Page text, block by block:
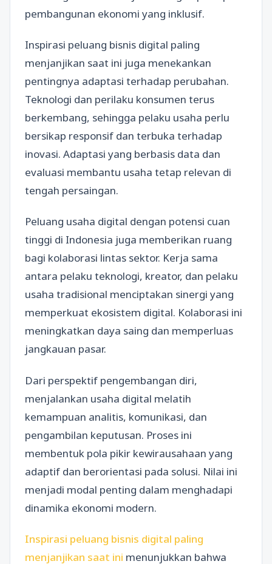
pembangunan ekonomi yang inklusif.
Inspirasi peluang bisnis digital paling
menjanjikan saat ini juga menekankan
pentingnya adaptasi terhadap perubahan.
Teknologi dan perilaku konsumen terus
berkembang, sehingga pelaku usaha perlu
bersikap responsif dan terbuka terhadap
inovasi. Adaptasi yang berbasis data dan
evaluasi membantu usaha tetap relevan di
tengah persaingan.
Peluang usaha digital dengan potensi cuan
tinggi di Indonesia juga memberikan ruang
bagi kolaborasi lintas sektor. Kerja sama
antara pelaku teknologi, kreator, dan pelaku
usaha tradisional menciptakan sinergi yang
memperkuat ekosistem digital. Kolaborasi ini
meningkatkan daya saing dan memperluas
jangkauan pasar.
Dari perspektif pengembangan diri,
menjalankan usaha digital melatih
kemampuan analitis, komunikasi, dan
pengambilan keputusan. Proses ini
membentuk pola pikir kewirausahaan yang
adaptif dan berorientasi pada solusi. Nilai ini
menjadi modal penting dalam menghadapi
dinamika ekonomi modern.
Inspirasi peluang bisnis digital paling
menjanjikan saat ini menunjukkan bahwa